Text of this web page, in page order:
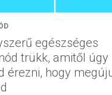
egészséges
trükk, amitől úgy
érezni, hogy